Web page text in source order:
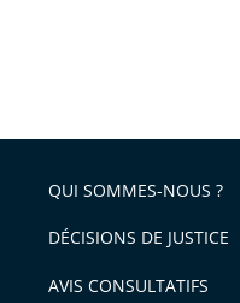
QUI SOMMES-NOUS ?
DÉCISIONS DE JUSTICE
AVIS CONSULTATIFS